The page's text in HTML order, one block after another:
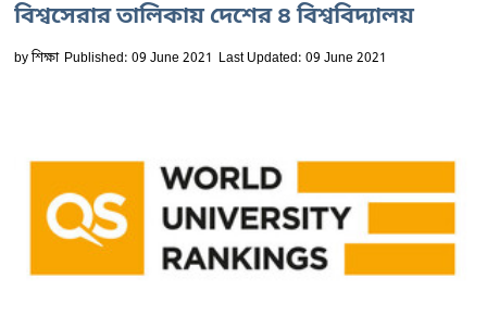
বিশ্বসেরার তালিকায় দেশের ৪ বিশ্ববিদ্যালয়
byশিক্ষা Published: 09 June 2021 Last Updated: 09 June 2021